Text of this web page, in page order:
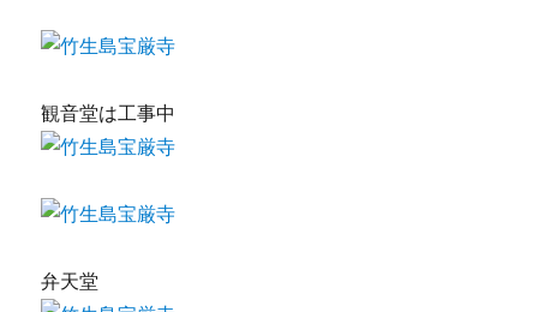
観音堂は工事中
弁天堂